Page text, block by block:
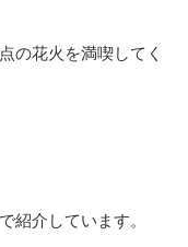
の花火を満喫してく
紹介しています。